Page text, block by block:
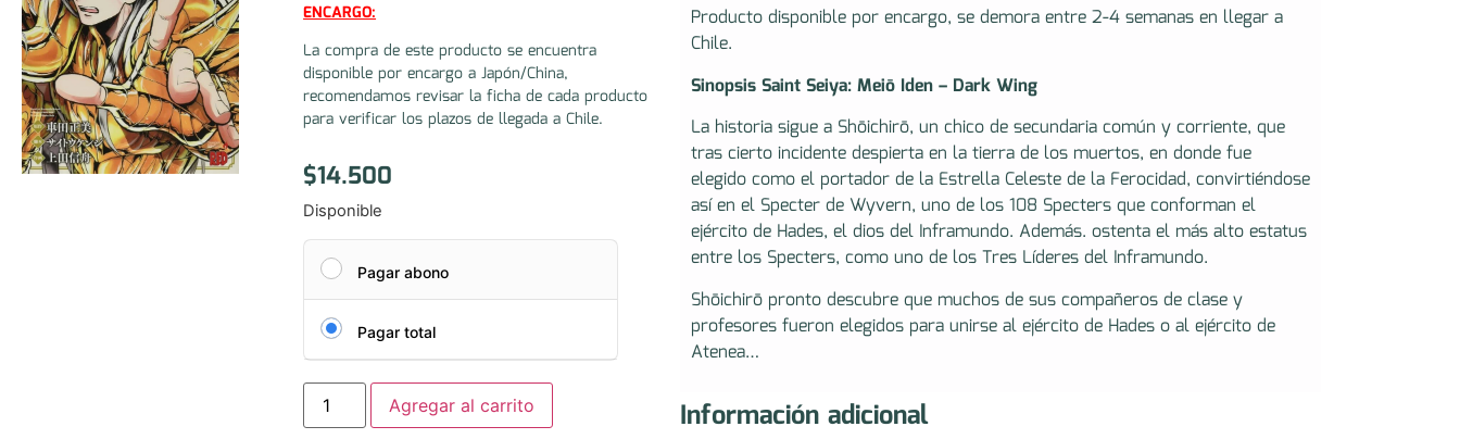
ENCARGO:
La compra de este producto se encuentra
disponible por encargo a Japón/China,
recomendamos revisar la ficha de cada producto
para verificar los plazos de llegada a Chile.
$14.500
Disponible
Pagar abono
Pagar total
Agregar al carrito
Producto disponible por encargo, se demora entre 2-4 semanas en llegar a
Chile.
Sinopsis Saint Seiya: Meiō Iden – Dark Wing
La historia sigue a Shōichirō, un chico de secundaria común y corriente, que
tras cierto incidente despierta en la tierra de los muertos, en donde fue
elegido como el portador de la Estrella Celeste de la Ferocidad, convirtiéndose
así en el Specter de Wyvern, uno de los 108 Specters que conforman el
ejército de Hades, el dios del Inframundo. Además. ostenta el más alto estatus
entre los Specters, como uno de los Tres Líderes del Inframundo.
Shōichirō pronto descubre que muchos de sus compañeros de clase y
profesores fueron elegidos para unirse al ejército de Hades o al ejército de
Atenea…
Información adicional